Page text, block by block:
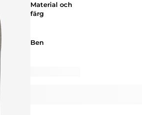
Material och
färg
Ben